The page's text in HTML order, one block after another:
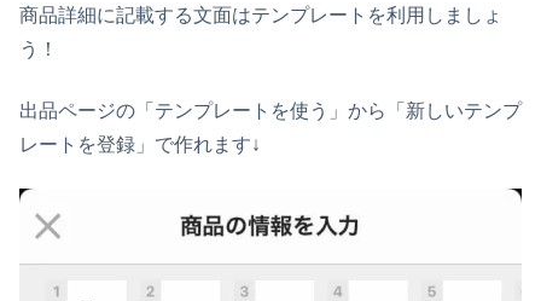
商品詳細に記載する文面はテンプレートを利用しましょ
う！
出品ページの「テンプレートを使う」から「新しいテンプ
レートを登録」で作れます↓